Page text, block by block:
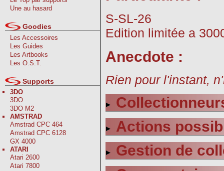
Une au hasard
Goodies
Les Accessoires
Les Guides
Les Artbooks
Les O.S.T.
Supports
3DO
3DO
3DO M2
AMSTRAD
Amstrad CPC 464
Amstrad CPC 6128
GX 4000
ATARI
Atari 2600
Atari 7800
S-SL-26
Edition limitée a
Anecdote :
Rien pour l'instant,
Actions
Gestion de